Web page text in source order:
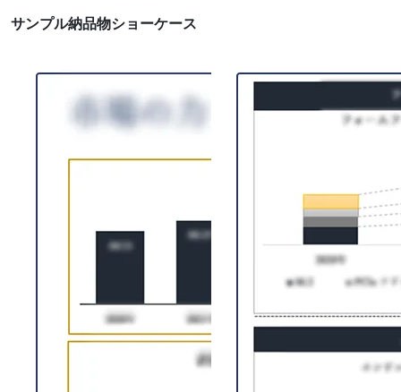
サンプル納品物ショーケース